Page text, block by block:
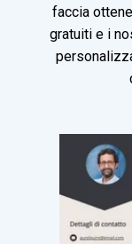
faccia
gratuiti e i